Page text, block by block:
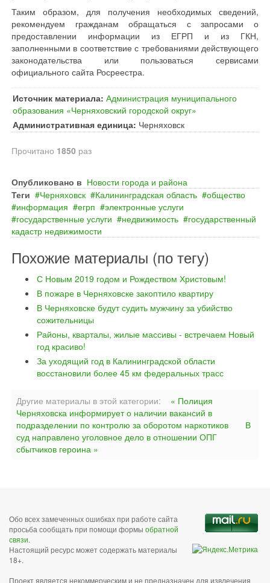
Таким образом, для получения необходимых сведений,
рекомендуем гражданам обращаться с запросами о
предоставлении информации из ЕГРП и из ГКН,
заполненными в соответствие с требованиями действующего
законодательства или пользоваться сервисами
официального сайта Росреестра.
Источник материала: Администрация муниципального
образования «Черняховский городской округ»
Административная единица: Черняховск
Прочитано 1850 раз
Опубликовано в Новости города и района
Теги
Черняховск Калининградская область
общество
информация
егрп
электронные услуги
государственные услуги
недвижимость
государственный
кадастр недвижимости
Похожие материалы (по тегу)
С Новым 2019 годом и Рождеством Христовым!
В пожаре в Черняховске закоптило квартиру
В Черняховске будут судить мужчину за убийство
сожительницы
Районы, кварталы, жилые массивы - встречаем Новый
год красиво!
За уходящий год в Калининградской области
восстановили более 45 км федеральных трасс
Другие материалы в этой категории:
« Полиция
Черняховска информирует о наличии вакансий в
подразделении по контролю за оборотом наркотиков
В
суд направлено уголовное дело в отношении ОПГ
сбытчиков героина »
Обо всех замеченных ошибках при работе сайта
просьба сообщать при помощи формы обратной
связи.
Настоящий ресурс может содержать материалы
18+.
Проект является некоммерческим и не предназначен для извлечения